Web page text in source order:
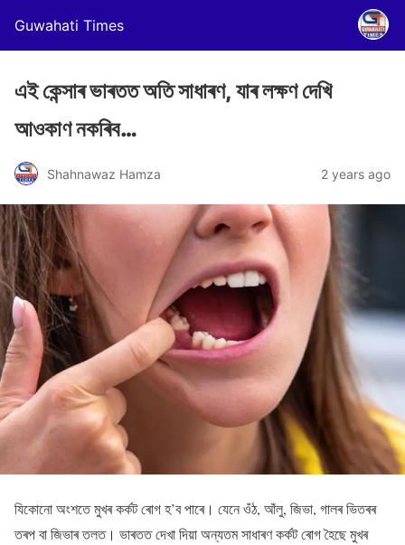
Guwahati Times
এই কেন্সাৰ ভাৰতত অতি সাধাৰণ, যাৰ লক্ষণ দেখি
আওকাণ নকৰিব…
Shahnawaz Hamza 2 years ago
যিকোনো অংশতে মুখৰ কৰ্কট ৰোগ হ’ব পাৰে। যেনে ওঁঠ, আঁলু, জিভা, গালৰ ভিতৰৰ
তৰপ বা জিভাৰ তলত। ভাৰতত দেখা দিয়া অন্যতম সাধাৰণ কৰ্কট ৰোগ হৈছে মুখৰ